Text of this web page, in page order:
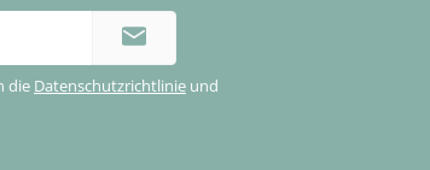
die Datenschutzrichtlinie und